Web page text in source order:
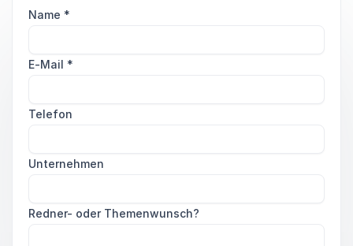
Name *
E-Mail *
Telefon
Unternehmen
Redner- oder Themenwunsch?